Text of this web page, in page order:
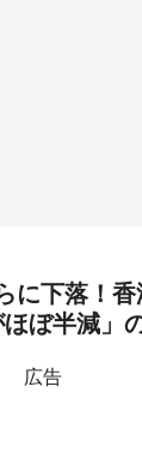
に下落！
ぼ半減」
広告